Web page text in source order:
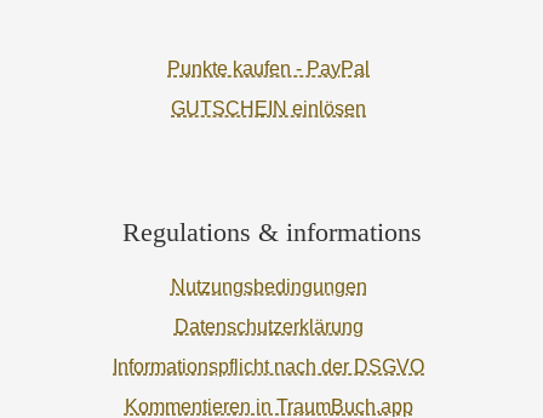
Punkte kaufen - PayPal
GUTSCHEIN einlösen
Regulations & informations
Nutzungsbedingungen
Datenschutzerklärung
Informationspflicht nach der DSGVO
Kommentieren in TraumBuch.app